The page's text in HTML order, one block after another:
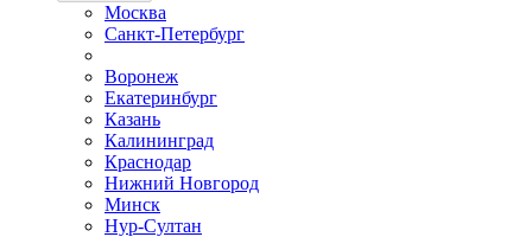
Москва
Санкт-Петербург
Воронеж
Екатеринбург
Казань
Калининград
Краснодар
Нижний Новгород
Минск
Нур-Султан